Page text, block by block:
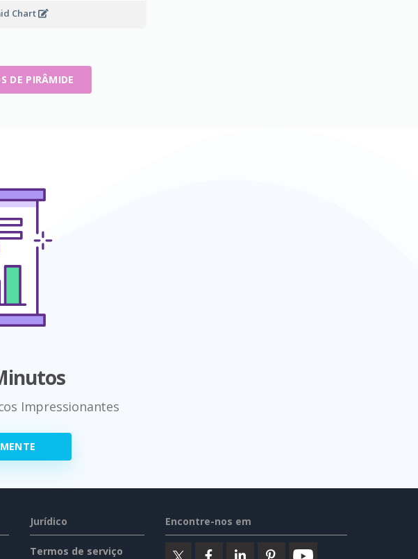
Chart
DE PIRÂMIDE
Impressionantes
Jurídico
Termos de serviço
Encontre-nos em